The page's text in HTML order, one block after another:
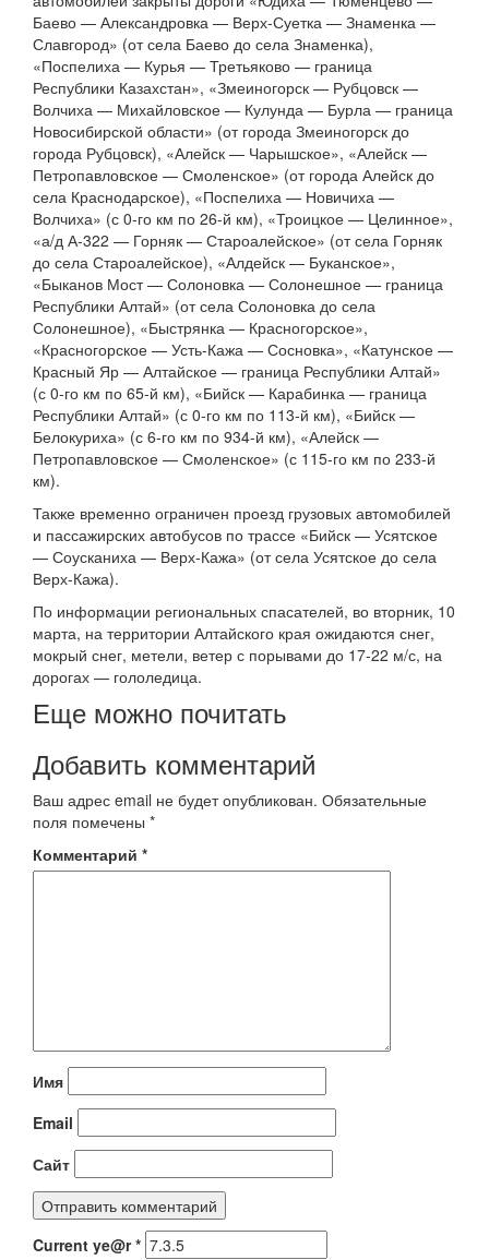
Баево — Александровка — Верх-Суетка — Знаменка —
Славгород» (от села Баево до села Знаменка),
«Поспелиха — Курья — Третьяково — граница
Республики Казахстан», «Змеиногорск — Рубцовск —
Волчиха — Михайловское — Кулунда — Бурла — граница
Новосибирской области» (от города Змеиногорск до
города Рубцовск), «Алейск — Чарышское», «Алейск —
Петропавловское — Смоленское» (от города Алейск до
села Краснодарское), «Поспелиха — Новичиха —
Волчиха» (с 0-го км по 26-й км), «Троицкое — Целинное»,
«а/д А-322 — Горняк — Староалейское» (от села Горняк
до села Староалейское), «Алдейск — Буканское»,
«Быканов Мост — Солоновка — Солонешное — граница
Республики Алтай» (от села Солоновка до села
Солонешное), «Быстрянка — Красногорское»,
«Красногорское — Усть-Кажа — Сосновка», «Катунское —
Красный Яр — Алтайское — граница Республики Алтай»
(с 0-го км по 65-й км), «Бийск — Карабинка — граница
Республики Алтай» (с 0-го км по 113-й км), «Бийск —
Белокуриха» (с 6-го км по 934-й км), «Алейск —
Петропавловское — Смоленское» (с 115-го км по 233-й
км).
Также временно ограничен проезд грузовых автомобилей
и пассажирских автобусов по трассе «Бийск — Усятское
— Соусканиха — Верх-Кажа» (от села Усятское до села
Верх-Кажа).
По информации региональных спасателей, во вторник, 10
марта, на территории Алтайского края ожидаются снег,
мокрый снег, метели, ветер с порывами до 17-22 м/с, на
дорогах — гололедица.
Еще можно почитать
Добавить комментарий
Ваш адрес email не будет опубликован. Обязательные
поля помечены *
Комментарий *
Имя
Email
Сайт
Current ye@r*